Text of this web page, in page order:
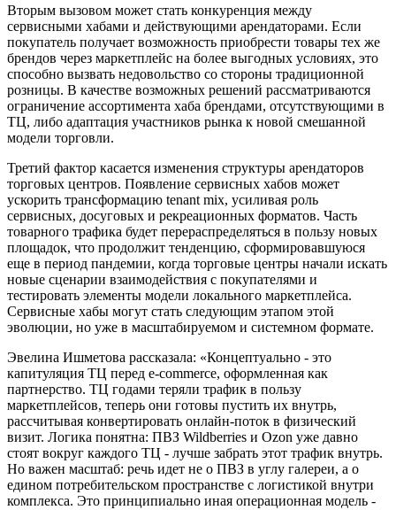
Вторым вызовом может стать конкуренция между
сервисными хабами и действующими арендаторами. Если
покупатель получает возможность приобрести товары тех же
брендов через маркетплейс на более выгодных условиях, это
способно вызвать недовольство со стороны традиционной
розницы. В качестве возможных решений рассматриваются
ограничение ассортимента хаба брендами, отсутствующими в
ТЦ, либо адаптация участников рынка к новой смешанной
модели торговли.
Третий фактор касается изменения структуры арендаторов
торговых центров. Появление сервисных хабов может
ускорить трансформацию tenant mix, усиливая роль
сервисных, досуговых и рекреационных форматов. Часть
товарного трафика будет перераспределяться в пользу новых
площадок, что продолжит тенденцию, сформировавшуюся
еще в период пандемии, когда торговые центры начали искать
новые сценарии взаимодействия с покупателями и
тестировать элементы модели локального маркетплейса.
Сервисные хабы могут стать следующим этапом этой
эволюции, но уже в масштабируемом и системном формате.
Эвелина Ишметова рассказала: «Концептуально - это
капитуляция ТЦ перед e-commerce, оформленная как
партнерство. ТЦ годами теряли трафик в пользу
маркетплейсов, теперь они готовы пустить их внутрь,
рассчитывая конвертировать онлайн-поток в физический
визит. Логика понятна: ПВЗ Wildberries и Ozon уже давно
стоят вокруг каждого ТЦ - лучше забрать этот трафик внутрь.
Но важен масштаб: речь идет не о ПВЗ в углу галереи, а о
едином потребительском пространстве с логистикой внутри
комплекса. Это принципиально иная операционная модель -